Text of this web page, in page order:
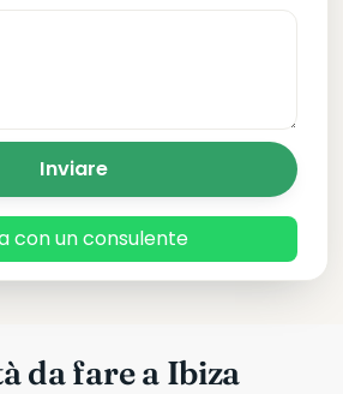
Inviare
con un consulente
da fare a Ibiza